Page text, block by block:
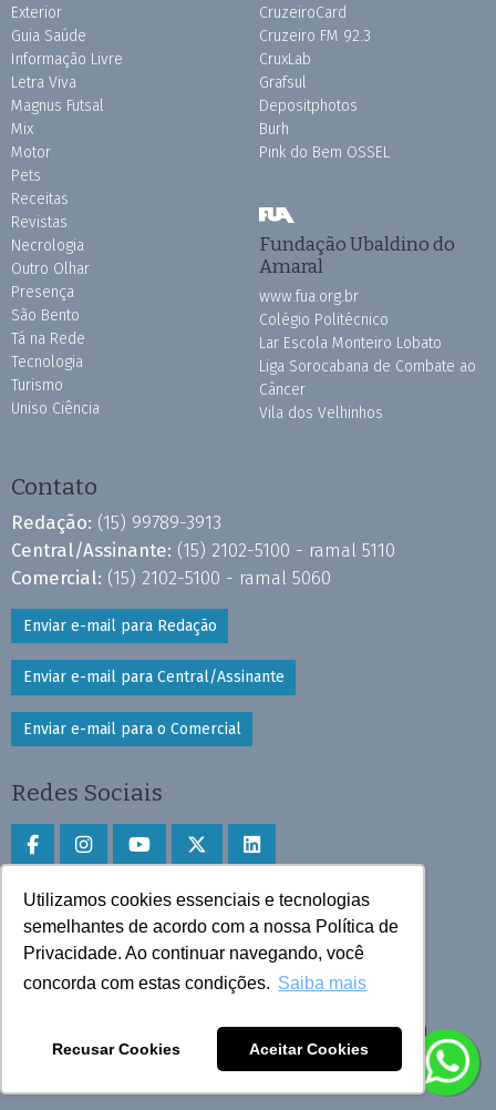
Utilizamos cookies essenciais e tecnologias
semelhantes de acordo com a nossa Política de
Privacidade. Ao continuar navegando, você
concorda com estas condições. Saiba mais
Recusar Cookies Aceitar Cookies
Exterior
Guia Saúde
Informação Livre
Letra Viva
Magnus Futsal
Mix
Motor
Pets
Receitas
Revistas
Necrologia
Outro Olhar
Presença
São Bento
Tá na Rede
Tecnologia
Turismo
Uniso Ciência
CruzeiroCard
Cruzeiro FM 92.3
CruxLab
Grafsul
Depositphotos
Burh
Pink do Bem OSSEL
Fundação Ubaldino do
Amaral
www.fua.org.br
Colégio Politécnico
Lar Escola Monteiro Lobato
Liga Sorocabana de Combate ao
Câncer
Vila dos Velhinhos
Contato
Redação: (15) 99789-3913
Central/Assinante: (15) 2102-5100 - ramal 5110
Comercial: (15) 2102-5100 - ramal 5060
Enviar e-mail para Redação
Enviar e-mail para Central/Assinante
Enviar e-mail para o Comercial
Redes Sociais
Faça download do aplicativo
Play Store e App Store
Todos os direitos reservados © 2025 Cruzeiro do Sul